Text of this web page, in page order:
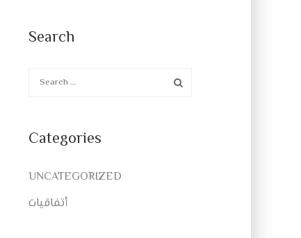
Search
Categories
UNCATEGORIZED
أتفاقيات